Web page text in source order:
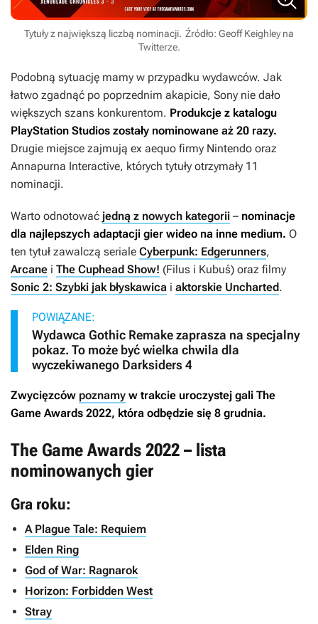
Tytuły z największą liczbą nominacji. Źródło: Geoff Keighley na
Twitterze.
Podobną sytuację mamy w przypadku wydawców. Jak
łatwo zgadnąć po poprzednim akapicie, Sony nie dało
większych szans konkurentom. Produkcje z katalogu
PlayStation Studios zostały nominowane aż 20 razy.
Drugie miejsce zajmują ex aequo firmy Nintendo oraz
Annapurna Interactive, których tytuły otrzymały 11
nominacji.
Warto odnotować jedną z nowych kategorii – nominacje
dla najlepszych adaptacji gier wideo na inne medium. O
ten tytuł zawalczą seriale Cyberpunk: Edgerunners,
Arcane i The Cuphead Show! (Filus i Kubuś) oraz filmy
Sonic 2: Szybki jak błyskawica i aktorskie Uncharted.
POWIĄZANE:
Wydawca Gothic Remake zaprasza na specjalny
pokaz. To może być wielka chwila dla
wyczekiwanego Darksiders 4
Zwycięzców poznamy w trakcie uroczystej gali The
Game Awards 2022, która odbędzie się 8 grudnia.
The Game Awards 2022 – lista
nominowanych gier
Gra roku:
A Plague Tale: Requiem
Elden Ring
God of War: Ragnarok
Horizon: Forbidden West
Stray